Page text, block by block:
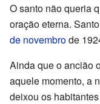
O santo não queria
oração eterna.
de novembrode
Ainda que o ancião
aquele momento, a
deixou os